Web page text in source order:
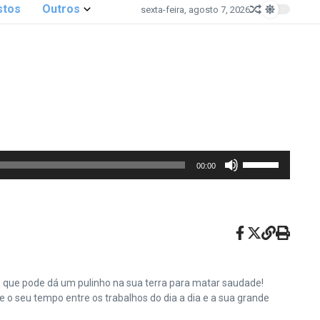
Outros sexta-feira, agosto 7, 2026
00:00
cima
ou
para
pode dá um pulinho na sua terra para matar saudade!
seu tempo entre os trabalhos do dia a dia e a sua grande